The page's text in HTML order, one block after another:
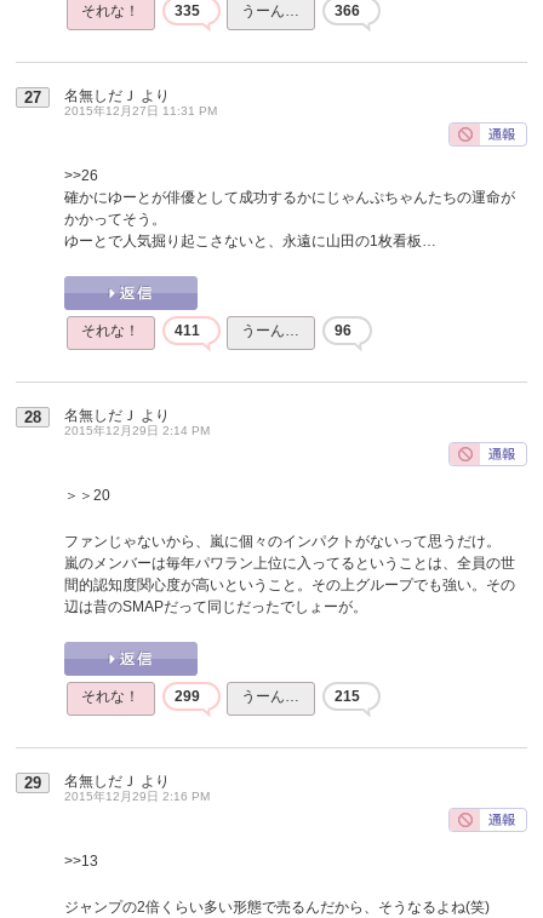
それな！ 335 うーん… 366
27 名無しだＪ より
2015年12月27日 11:31 PM
>>26
確かにゆーとが俳優として成功するかにじゃんぷちゃんたちの運命が
かかってそう。
ゆーとで人気掘り起こさないと、永遠に山田の1枚看板…
それな！ 411 うーん… 96
28 名無しだＪ より
2015年12月29日 2:14 PM
＞＞20
ファンじゃないから、嵐に個々のインパクトがないって思うだけ。
嵐のメンバーは毎年パワラン上位に入ってるということは、全員の世
間的認知度関心度が高いということ。その上グループでも強い。その
辺は昔のSMAPだって同じだったでしょーが。
それな！ 299 うーん… 215
29 名無しだＪ より
2015年12月29日 2:16 PM
>>13
ジャンプの2倍くらい多い形態で売るんだから、そうなるよね(笑)